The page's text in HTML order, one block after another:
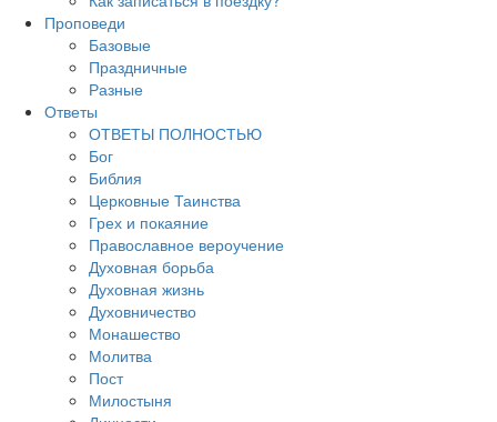
Проповеди
Базовые
Праздничные
Разные
Ответы
ОТВЕТЫ ПОЛНОСТЬЮ
Бог
Библия
Церковные Таинства
Грех и покаяние
Православное вероучение
Духовная борьба
Духовная жизнь
Духовничество
Монашество
Молитва
Пост
Милостыня